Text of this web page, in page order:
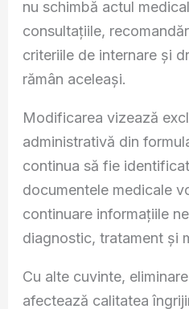
nu schimbă actul
consultațiile,
criteriile de internare și
rămân aceleași.
Modificarea vizează
administrativă din
continua să fie
documentele medicale
continuare informațiile
diagnostic, tratament și
Cu alte cuvinte,
afectează calitatea